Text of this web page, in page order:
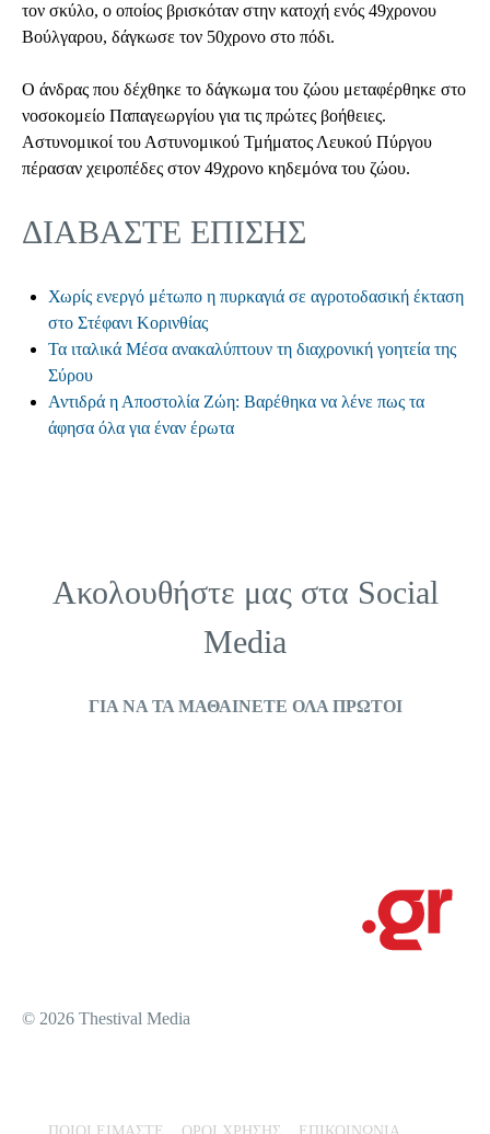
τον σκύλο, ο οποίος βρισκόταν στην κατοχή ενός 49χρονου
Βούλγαρου, δάγκωσε τον 50χρονο στο πόδι.
Ο άνδρας που δέχθηκε το δάγκωμα του ζώου μεταφέρθηκε στο
νοσοκομείο Παπαγεωργίου για τις πρώτες βοήθειες.
Αστυνομικοί του Αστυνομικού Τμήματος Λευκού Πύργου
πέρασαν χειροπέδες στον 49χρονο κηδεμόνα του ζώου.
ΔΙΑΒΑΣΤΕ ΕΠΙΣΗΣ
Χωρίς ενεργό μέτωπο η πυρκαγιά σε αγροτοδασική έκταση
στο Στέφανι Κορινθίας
Τα ιταλικά Μέσα ανακαλύπτουν τη διαχρονική γοητεία της
Σύρου
Αντιδρά η Αποστολία Ζώη: Βαρέθηκα να λένε πως τα
άφησα όλα για έναν έρωτα
Ακολουθήστε μας στα Social
Media
ΓΙΑ ΝΑ ΤΑ ΜΑΘΑΙΝΕΤΕ ΟΛΑ ΠΡΩΤΟΙ
© 2026 Thestival Media